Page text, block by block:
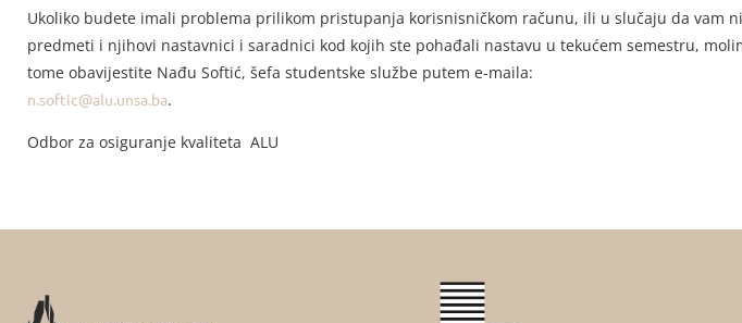
Ukoliko budete imali problema prilikom pristupanja korisnisničkom računu, ili u slučaju da vam
predmeti i njihovi nastavnici i saradnici kod kojih ste pohađali nastavu u tekućem semestru,
tome obavijestite Nađu Softić, šefa studentske službe putem e-maila:
n.softic@alu.unsa.ba.
Odbor za osiguranje kvaliteta ALU